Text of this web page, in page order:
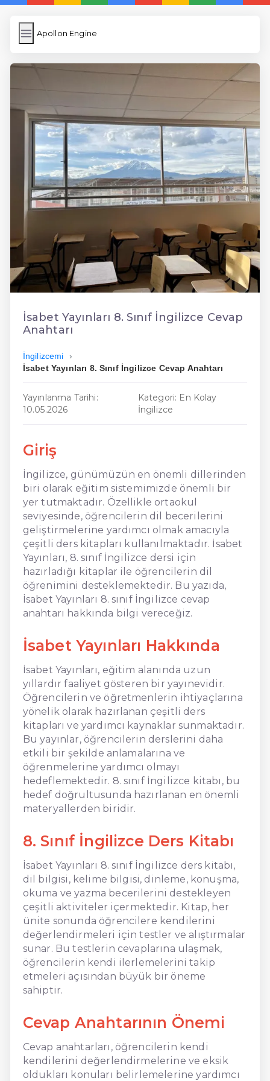
Apollon Engine
Apollon Engine
Wordpress Cache
Anasayfa
İngilizce Uygulamaları
5 Günde İngilizce
İngilizce
Dil Eğitimi
En Hızlı İngilizce
En Kolay İngilizce
En Ucuz İngilizce
Hızlı İngilizce
İsabet Yayınları 8. Sınıf İngilizce Cevap
Anahtarı
İngilizcemi
İsabet Yayınları 8. Sınıf İngilizce Cevap Anahtarı
Yayınlanma Tarihi:
10.05.2026
Kategori: En Kolay
İngilizce
Giriş
İngilizce, günümüzün en önemli dillerinden
biri olarak eğitim sistemimizde önemli bir
yer tutmaktadır. Özellikle ortaokul
seviyesinde, öğrencilerin dil becerilerini
geliştirmelerine yardımcı olmak amacıyla
çeşitli ders kitapları kullanılmaktadır. İsabet
Yayınları, 8. sınıf İngilizce dersi için
hazırladığı kitaplar ile öğrencilerin dil
öğrenimini desteklemektedir. Bu yazıda,
İsabet Yayınları 8. sınıf İngilizce cevap
anahtarı hakkında bilgi vereceğiz.
İsabet Yayınları Hakkında
İsabet Yayınları, eğitim alanında uzun
yıllardır faaliyet gösteren bir yayınevidir.
Öğrencilerin ve öğretmenlerin ihtiyaçlarına
yönelik olarak hazırlanan çeşitli ders
kitapları ve yardımcı kaynaklar sunmaktadır.
Bu yayınlar, öğrencilerin derslerini daha
etkili bir şekilde anlamalarına ve
öğrenmelerine yardımcı olmayı
hedeflemektedir. 8. sınıf İngilizce kitabı, bu
hedef doğrultusunda hazırlanan en önemli
materyallerden biridir.
8. Sınıf İngilizce Ders Kitabı
İsabet Yayınları 8. sınıf İngilizce ders kitabı,
dil bilgisi, kelime bilgisi, dinleme, konuşma,
okuma ve yazma becerilerini destekleyen
çeşitli aktiviteler içermektedir. Kitap, her
ünite sonunda öğrencilere kendilerini
değerlendirmeleri için testler ve alıştırmalar
sunar. Bu testlerin cevaplarına ulaşmak,
öğrencilerin kendi ilerlemelerini takip
etmeleri açısından büyük bir öneme
sahiptir.
Cevap Anahtarının Önemi
Cevap anahtarları, öğrencilerin kendi
kendilerini değerlendirmelerine ve eksik
oldukları konuları belirlemelerine yardımcı